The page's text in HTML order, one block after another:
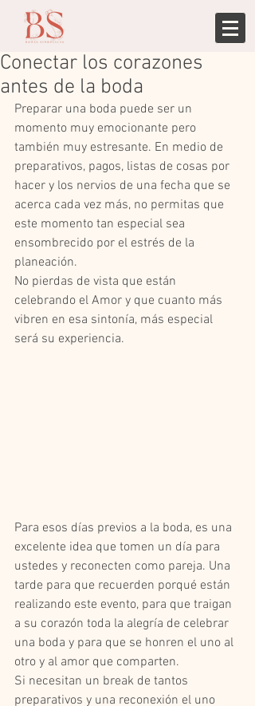
Conectar los corazones
antes de la boda
Preparar una boda puede ser un
momento muy emocionante pero
también muy estresante. En medio de
preparativos, pagos, listas de cosas por
hacer y los nervios de una fecha que se
acerca cada vez más, no permitas que
este momento tan especial sea
ensombrecido por el estrés de la
planeación.
No pierdas de vista que están
celebrando el Amor y que cuanto más
vibren en esa sintonía, más especial
será su experiencia.
Para esos días previos a la boda, es una
excelente idea que tomen un día para
ustedes y reconecten como pareja. Una
tarde para que recuerden porqué están
realizando este evento, para que traigan
a su corazón toda la alegría de celebrar
una boda y para que se honren el uno al
otro y al amor que comparten.
Si necesitan un break de tantos
preparativos y una reconexión el uno